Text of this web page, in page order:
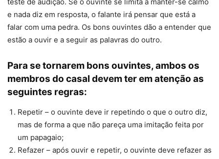
e nada diz em resposta, o falante irá pensar que está a
falar com uma pedra. Os bons ouvintes dão a entender que
estão a ouvir e a seguir as palavras do outro.
Para se tornarem bons ouvintes, ambos os
membros do casal devem ter em atenção as
seguintes regras:
Repetir – o ouvinte deve ir repetindo o que o outro diz,
mas de forma a que não pareça uma imitação feita por
um papagaio;
Refazer – após ouvir e repetir, o ouvinte deve refazer as